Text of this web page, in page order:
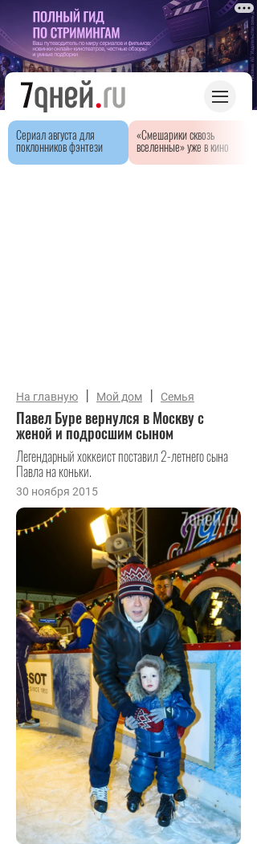
Сериал августа для
поклонников фэнтези
«Смешарики сквозь
вселенные» уже в кино
На главную | Мой дом | Семья
Павел Буре вернулся в Москву с
женой и подросшим сыном
Легендарный хоккеист поставил 2-летнего сына
Павла на коньки.
30 ноября 2015